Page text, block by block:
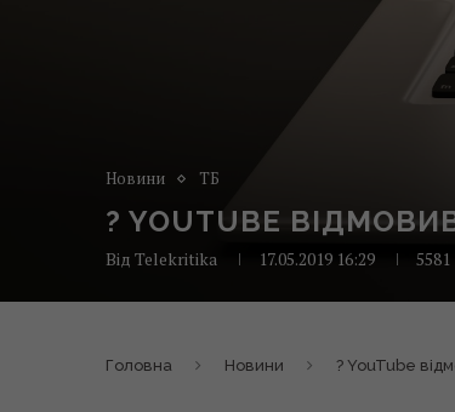
Новини ТБ
? YOUTUBE
Від Telekritika 17.05.2019 16:29 5581
Головна Новини ? YouTube